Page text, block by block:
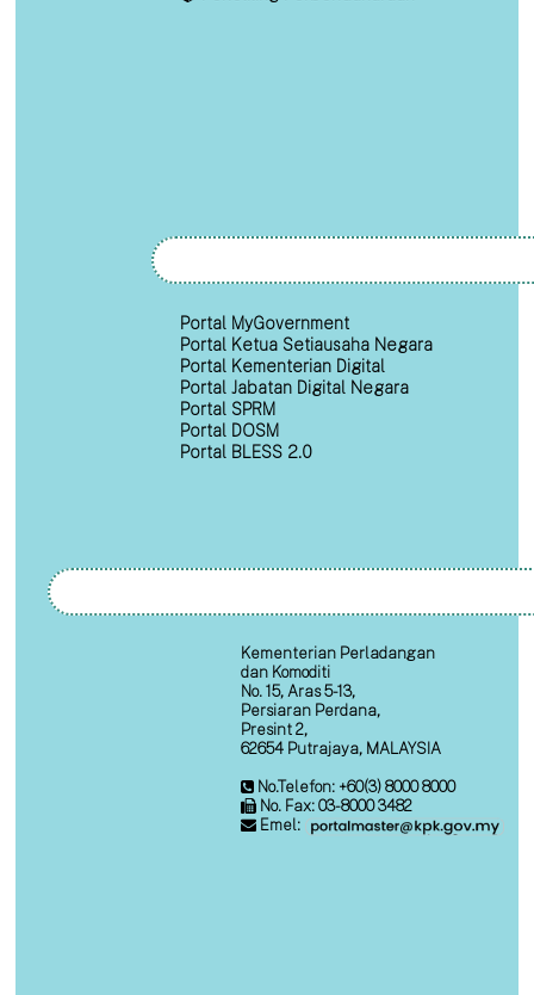
Portal MyGovernment
Portal Ketua Setiausaha Negara
Portal Kementerian Digital
Portal Jabatan Digital Negara
Portal SPRM
Portal DOSM
Portal BLESS 2.0
Kementerian Perladangan
dan Komoditi
No. 15, Aras 5-13,
Persiaran Perdana,
Presint 2,
62654 Putrajaya, MALAYSIA
No.Telefon: +60(3) 8000 8000
No. Fax: 03-8000 3482
Emel: